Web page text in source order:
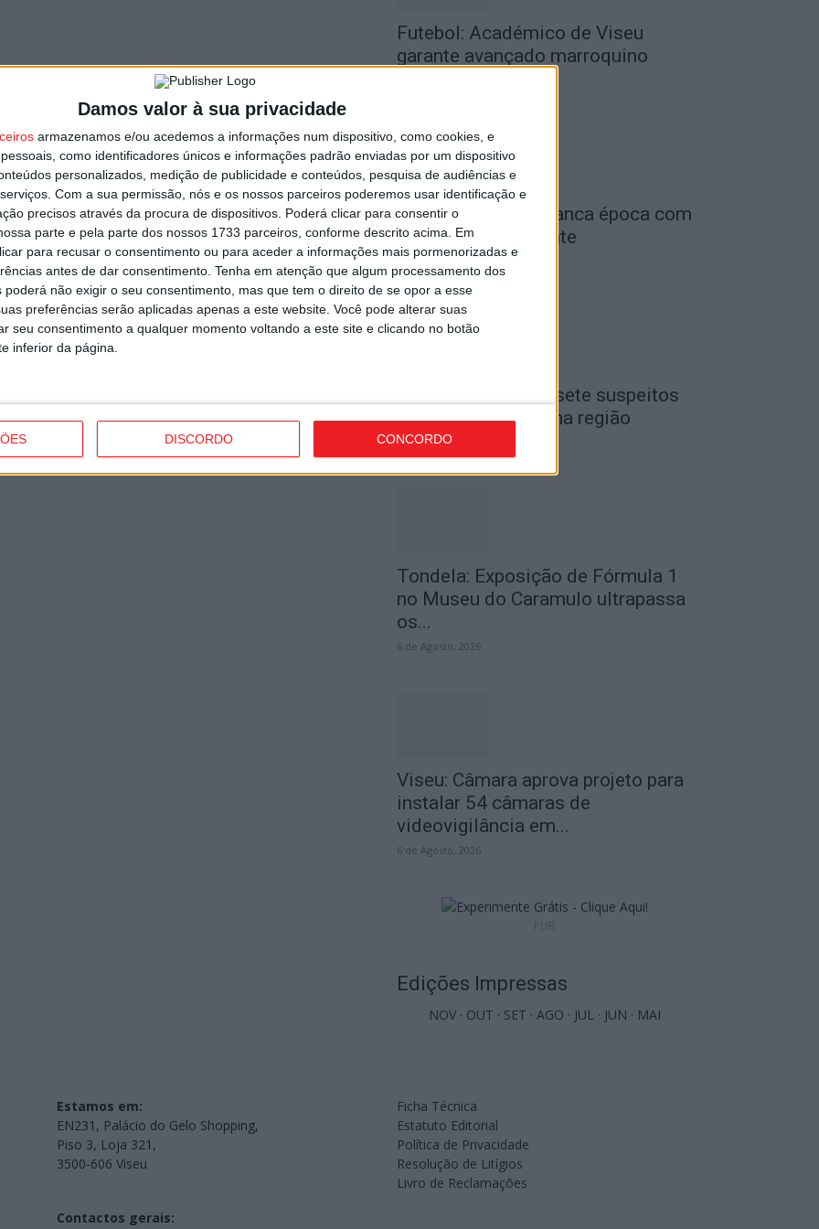
Damos valor à sua privacidade
armazenamos e/ou acedemos a informações num dispositivo, como cookies, e
como identificadores únicos e informações padrão enviadas por um dispositivo
personalizados, medição de publicidade e conteúdos, pesquisa de audiências e
Com a sua permissão, nós e os nossos parceiros poderemos usar identificação e
precisos através da procura de dispositivos. Poderá clicar para consentir o
parte e pela parte dos nossos 1733 parceiros, conforme descrito acima. Em
para recusar o consentimento ou para aceder a informações mais pormenorizadas e
antes de dar consentimento. Tenha em atenção que algum processamento dos
poderá não exigir o seu consentimento, mas que tem o direito de se opor a esse
preferências serão aplicadas apenas a este website. Você pode alterar suas
seu consentimento a qualquer momento voltando a este site e clicando no botão
inferior da página.
DISCORDO CONCORDO
Futebol: Académico de Viseu
garante avançado marroquino
Liga 2: Tondela arranca época com
receção ao Amarante
7 de Agosto, 2026
Viseu: GNR detém sete suspeitos
por furto de cobre na região
6 de Agosto, 2026
Tondela: Exposição de Fórmula 1
no Museu do Caramulo ultrapassa
os...
6 de Agosto, 2026
Viseu: Câmara aprova projeto para
instalar 54 câmaras de
videovigilância em...
6 de Agosto, 2026
Edições Impressas
NOV · OUT · SET · AGO · JUL · JUN · MAI
Estamos em:
EN231, Palácio do Gelo Shopping,
Piso 3, Loja 321,
3500-606 Viseu
Contactos gerais:
Ficha Técnica
Estatuto Editorial
Política de Privacidade
Resolução de Litígios
Livro de Reclamações